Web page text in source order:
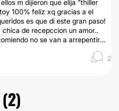
m dijieron que elija "thiller
100% feliz xq gracias a el
es que di este gran paso!
de recepccion un amor..
no se van a arrepentir...
2
2)